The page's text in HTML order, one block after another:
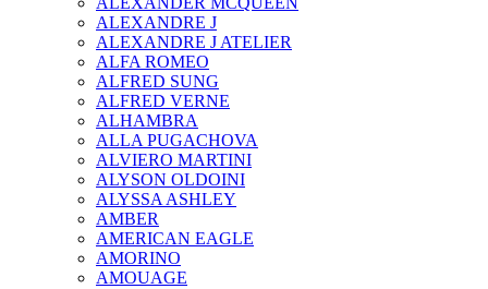
ALEXANDRE J
ALEXANDRE J ATELIER
ALFA ROMEO
ALFRED SUNG
ALFRED VERNE
ALHAMBRA
ALLA PUGACHOVA
ALVIERO MARTINI
ALYSON OLDOINI
ALYSSA ASHLEY
AMBER
AMERICAN EAGLE
AMORINO
AMOUAGE